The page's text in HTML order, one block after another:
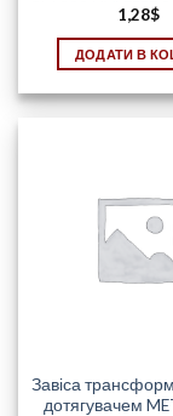
1,28$
ДОДАТИ В
Завіса
дотягувачем